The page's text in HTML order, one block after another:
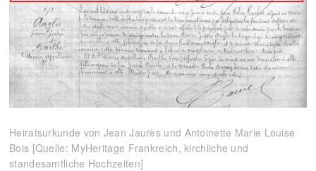
Heiratsurkunde von Jean Jaurès und Antoinette Marie Louise
Bois [Quelle: MyHeritage Frankreich, kirchliche und
standesamtliche Hochzeiten]